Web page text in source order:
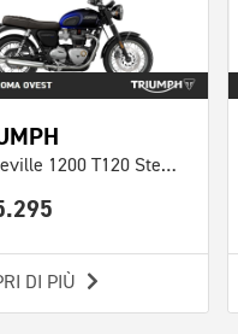
Bonneville 1200 T120 Stealth Edition Abs
DI PIÙ